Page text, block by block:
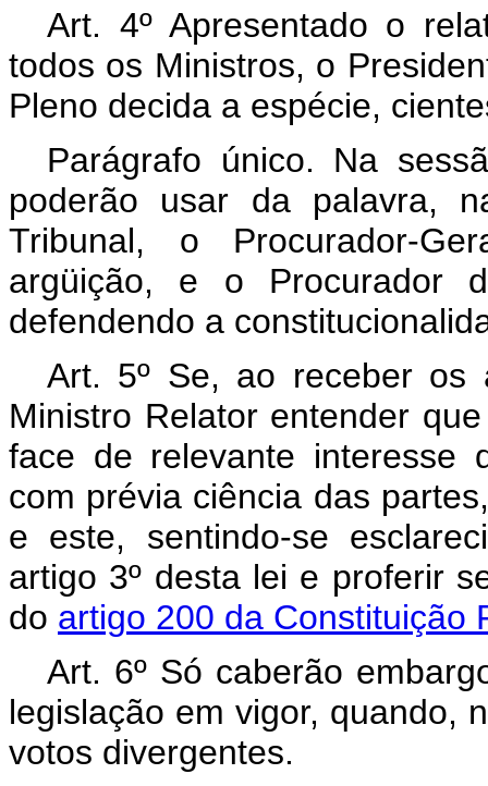
Art. 4º Apresentado o
todos os Ministros, o
Pleno decida a espécie,
Parágrafo único. Na
poderão usar da palavra,
Tribunal, o Procurador-
argüição, e o Procurador
defendendo a
Art. 5º Se, ao receber os
Ministro Relator entender
face de relevante interesse
com prévia ciência das
e este, sentindo-se
artigo 3º desta lei e proferir
do artigo 200 da Constituição
Art. 6º Só caberão
legislação em vigor, quando,
votos divergentes.